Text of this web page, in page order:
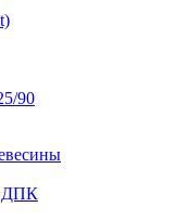
90
ДПК